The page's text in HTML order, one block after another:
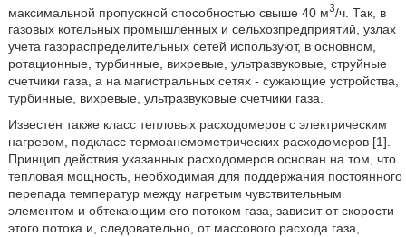
максимальной пропускной способностью свыше 40 м3/ч. Так, в
газовых котельных промышленных и сельхозпредприятий, узлах
учета газораспределительных сетей используют, в основном,
ротационные, турбинные, вихревые, ультразвуковые, струйные
счетчики газа, а на магистральных сетях - сужающие устройства,
турбинные, вихревые, ультразвуковые счетчики газа.
Известен также класс тепловых расходомеров с электрическим
нагревом, подкласс термоанемометрических расходомеров [1].
Принцип действия указанных расходомеров основан на том, что
тепловая мощность, необходимая для поддержания постоянного
перепада температур между нагретым чувствительным
элементом и обтекающим его потоком газа, зависит от скорости
этого потока и, следовательно, от массового расхода газа,